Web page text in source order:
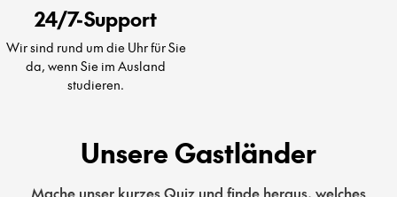
24/7-Support
Wir sind rund um die Uhr für Sie
da, wenn Sie im Ausland
studieren.
Unsere Gastländer
Mache unser kurzes Quiz und finde heraus, welches